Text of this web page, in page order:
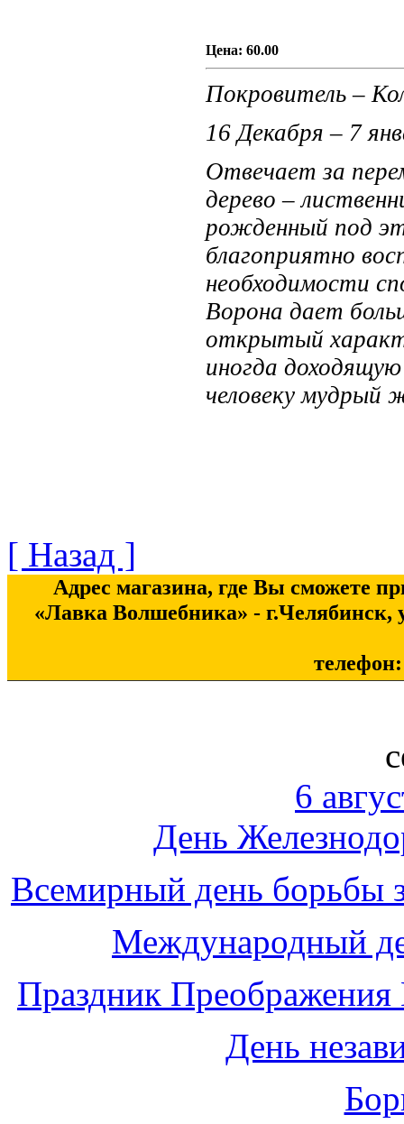
Цена: 60.00
Покровитель –
16 Декабря – 7
Отвечает за
дерево –
рожденный под
благоприятно
необходимости
Ворона дает
открытый
иногда
человеку мудрый
[ Назад ]
Адрес магазина, где Вы сможете
«Лавка Волшебника» - г.Челябинск,
6
День
Всемирный день борьбы
Международный
Праздник Преображения
День